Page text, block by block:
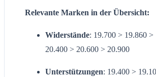
Relevante Marken in der Übersicht:
Widerstände: 19.700 > 19.860 >
20.400 > 20.600 > 20.900
Unterstützungen: 19.400 >